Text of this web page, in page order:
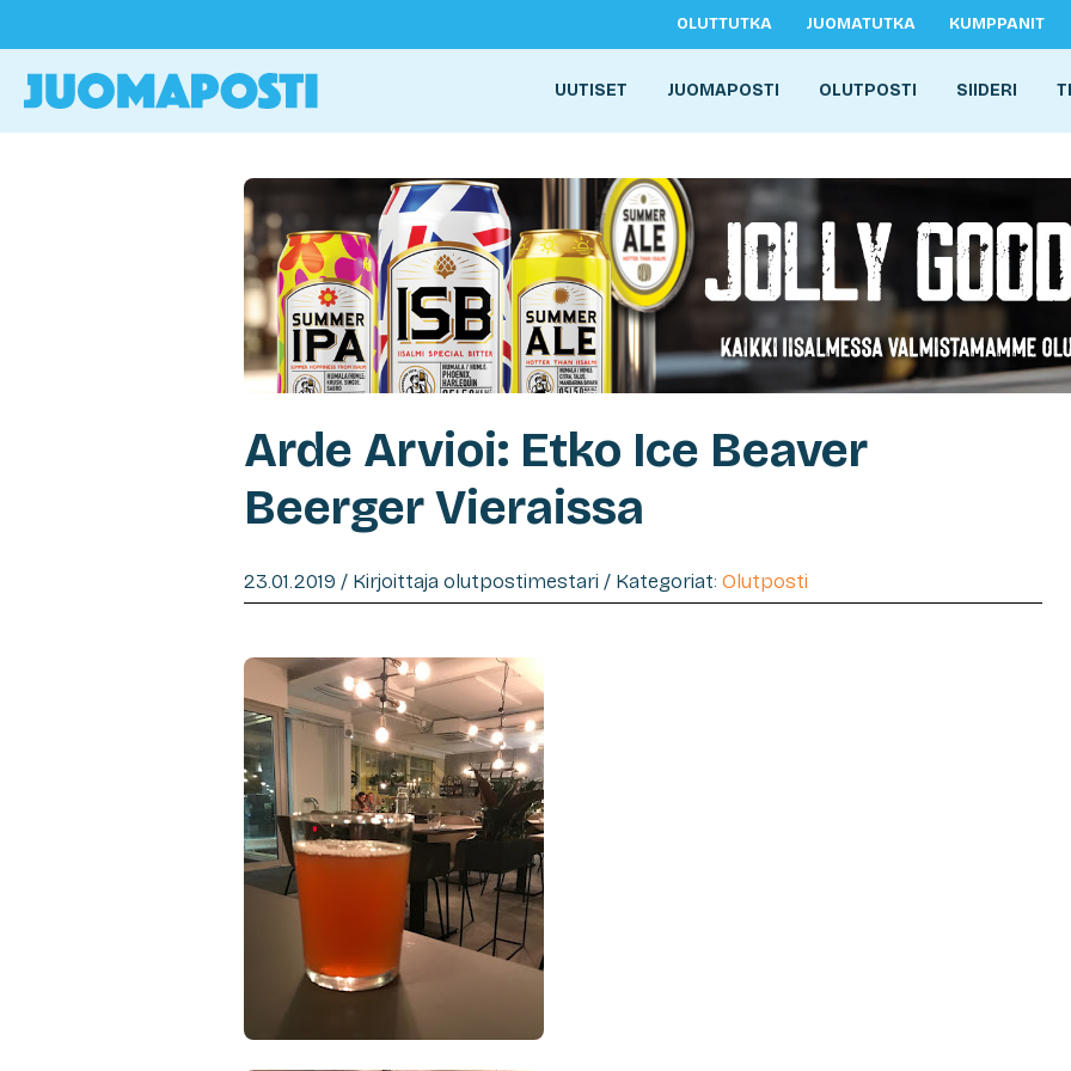
OLUTTUTKA JUOMATUTKA KUMPPANIT
UUTISET JUOMAPOSTI OLUTPOSTI SIIDERI
Arde Arvioi: Etko Ice Beaver
Beerger Vieraissa
23.01.2019 / Kirjoittaja olutpostimestari / Kategoriat: Olutposti